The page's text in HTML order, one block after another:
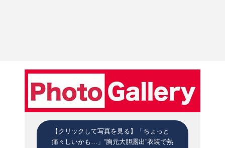
【クリックして写真を見る】「ちょっと
痛々しいかも…」“胸元大胆露出”衣装で熱